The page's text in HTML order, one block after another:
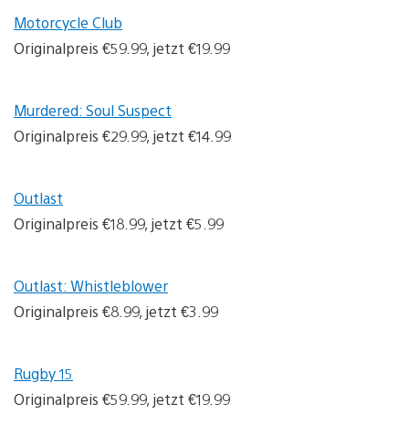
Motorcycle Club
Originalpreis €59.99, jetzt €19.99
Murdered: Soul Suspect
Originalpreis €29.99, jetzt €14.99
Outlast
Originalpreis €18.99, jetzt €5.99
Outlast: Whistleblower
Originalpreis €8.99, jetzt €3.99
Rugby 15
Originalpreis €59.99, jetzt €19.99